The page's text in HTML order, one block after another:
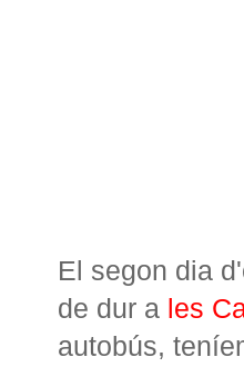
El segon dia
de dur a les
autobús,